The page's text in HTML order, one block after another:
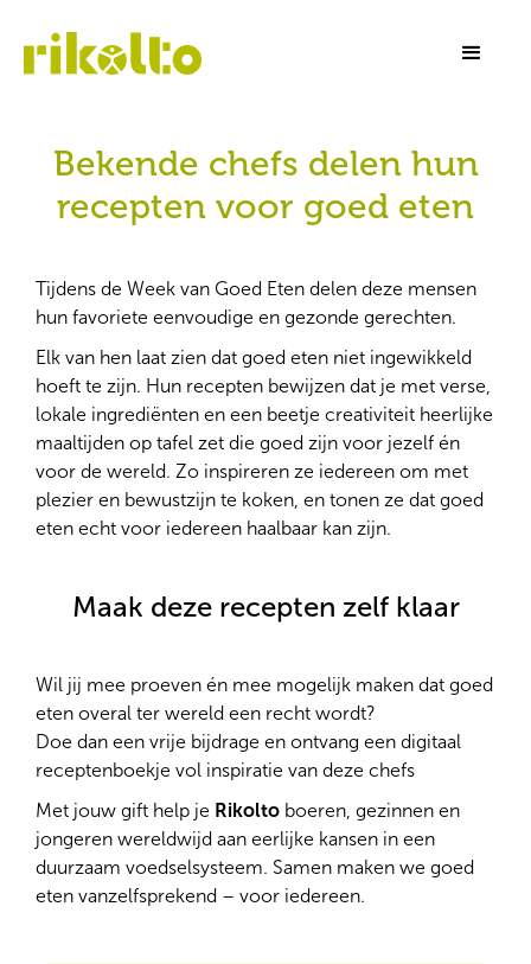
Bekende chefs delen hun
recepten voor goed eten
Tijdens de Week van Goed Eten delen deze mensen
hun favoriete eenvoudige en gezonde gerechten.
Elk van hen laat zien dat goed eten niet ingewikkeld
hoeft te zijn. Hun recepten bewijzen dat je met verse,
lokale ingrediënten en een beetje creativiteit heerlijke
maaltijden op tafel zet die goed zijn voor jezelf én
voor de wereld. Zo inspireren ze iedereen om met
plezier en bewustzijn te koken, en tonen ze dat goed
eten echt voor iedereen haalbaar kan zijn.
Maak deze recepten zelf klaar
Wil jij mee proeven én mee mogelijk maken dat goed
eten overal ter wereld een recht wordt?
Doe dan een vrije bijdrage en ontvang een digitaal
receptenboekje vol inspiratie van deze chefs
Met jouw gift help je Rikolto boeren, gezinnen en
jongeren wereldwijd aan eerlijke kansen in een
duurzaam voedselsysteem. Samen maken we goed
eten vanzelfsprekend – voor iedereen.